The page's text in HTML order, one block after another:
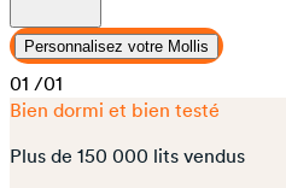
Personnalisez votre Mollis
01 /01
Bien dormi et bien testé
Plus de 150 000 lits vendus